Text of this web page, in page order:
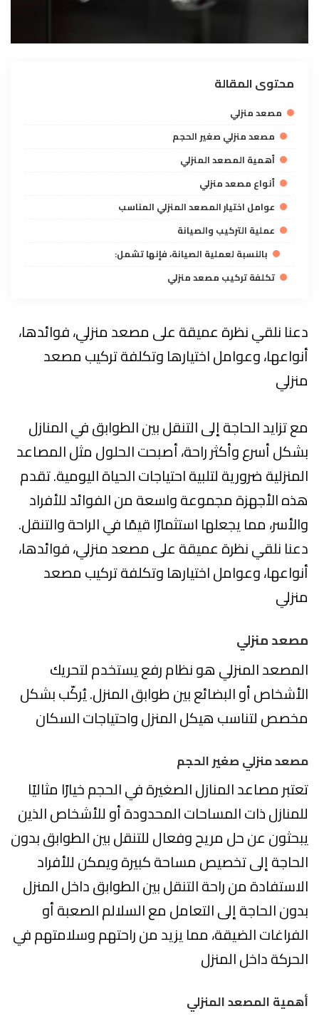
محتوى المقالة
مصعد منزلي
مصعد منزلي صغير الحجم
أهمية المصعد المنزلي
أنواع مصعد منزلي
عوامل اختيار المصعد المنزلي المناسب
عملية التركيب والصيانة
بالنسبة لعملية الصيانة، فإنها تشمل:
تكلفة تركيب مصعد منزلي
دعنا نلقي نظرة عميقة على مصعد منزلي، فوائدها،
أنواعها، وعوامل اختيارها وتكلفة تركيب مصعد
منزلي
مع تزايد الحاجة إلى التنقل بين الطوابق في المنازل
بشكل أسرع وأكثر راحة، أصبحت الحلول مثل المصاعد
المنزلية ضرورية لتلبية احتياجات الحياة اليومية. تقدم
هذه الأجهزة مجموعة واسعة من الفوائد للأفراد
والأسر، مما يجعلها استثمارًا قيمًا في الراحة والتنقل.
دعنا نلقي نظرة عميقة على مصعد منزلي، فوائدها،
أنواعها، وعوامل اختيارها وتكلفة تركيب مصعد
منزلي
مصعد منزلي
المصعد المنزلي هو نظام رفع يستخدم لتحريك
الأشخاص أو البضائع بين طوابق المنزل. يُركّب بشكل
مخصص لتناسب هيكل المنزل واحتياجات السكان
مصعد منزلي صغير الحجم
تعتبر مصاعد المنازل الصغيرة في الحجم خيارًا مثاليًا
للمنازل ذات المساحات المحدودة أو للأشخاص الذين
يبحثون عن حل مريح وفعال للتنقل بين الطوابق بدون
الحاجة إلى تخصيص مساحة كبيرة ويمكن للأفراد
الاستفادة من راحة التنقل بين الطوابق داخل المنزل
بدون الحاجة إلى التعامل مع السلالم الصعبة أو
الفراغات الضيقة، مما يزيد من راحتهم وسلامتهم في
الحركة داخل المنزل
أهمية المصعد المنزلي